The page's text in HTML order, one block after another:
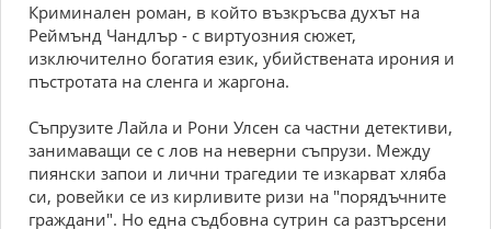
Криминален роман, в който възкръсва духът на
Реймънд Чандлър - с виртуозния сюжет,
изключително богатия език, убийствената ирония и
пъстротата на сленга и жаргона.
Съпрузите Лайла и Рони Улсен са частни детективи,
занимаващи се с лов на неверни съпрузи. Между
пиянски запои и лични трагедии те изкарват хляба
си, ровейки се из кирливите ризи на "порядъчните
граждани". Но една съдбовна сутрин са разтърсени